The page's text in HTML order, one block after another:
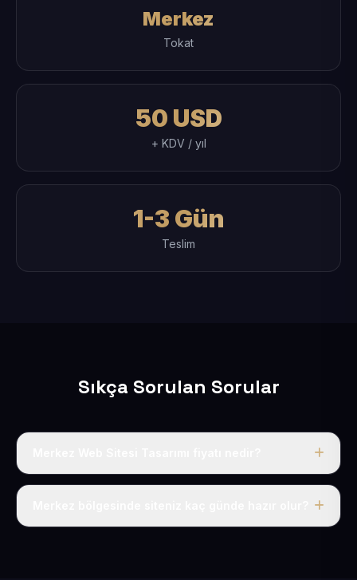
Merkez
Tokat
50 USD
+ KDV / yıl
1-3 Gün
Teslim
Sıkça Sorulan Sorular
Tek fiyat uygulanır: yıllık 50 USD + KDV. Bu bedele alan